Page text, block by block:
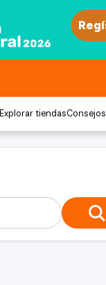
Explorar tiendas